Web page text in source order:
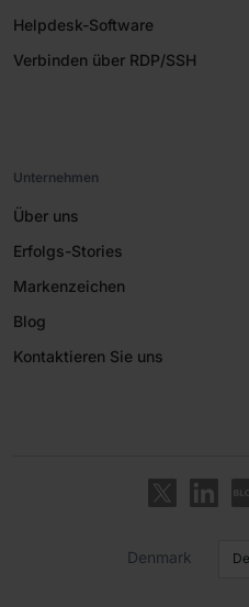
Helpdesk-Software
Verbinden über RDP/SSH
Unternehmen
Über uns
Erfolgs-Stories
Markenzeichen
Blog
Kontaktieren Sie uns
Denmark